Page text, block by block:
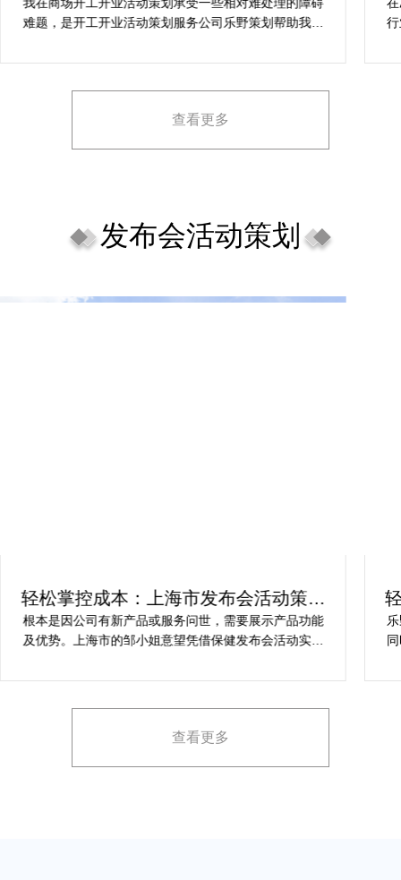
案精选
难题，是开工开业活动策划服务公司乐野策划帮助我完
场开工开业活动策划堪称完美，下次有计划还会选择乐
查看更多
发布会活动策划
轻松掌控成本：上海市发布会活动策划
方案指南
根本是因公司有新产品或服务问世，需要展示产品功能
及优势。上海市的邹小姐意望凭借保健发布会活动实现
占有率。在策划时间里却遇到这些难题缺乏专业的产品
展示方案，以最大化媒体报道和消费者关注。
查看更多